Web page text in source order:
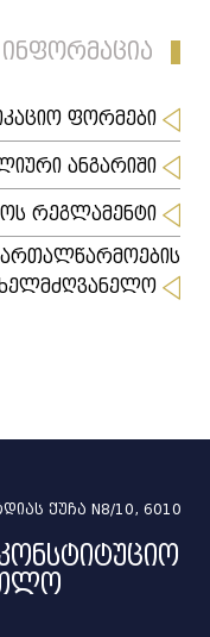
ფორმები
ანგარიში
რეგლამენტი
ქუჩა N8/10, 6010